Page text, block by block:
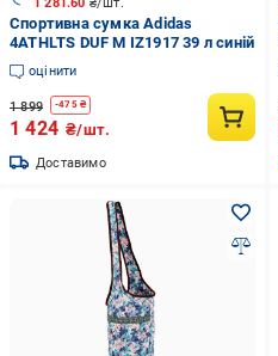
Спортивна сумка Adidas
4ATHLTS DUF M IZ1917 39 л синій
оцінити
1 899 -475₴
1 424 ₴/шт.
Доставимо